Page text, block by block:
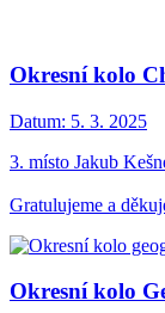
Okresní kolo
Datum: 5. 3. 2025
3. místo Jakub
Gratulujeme a
Okresní kolo